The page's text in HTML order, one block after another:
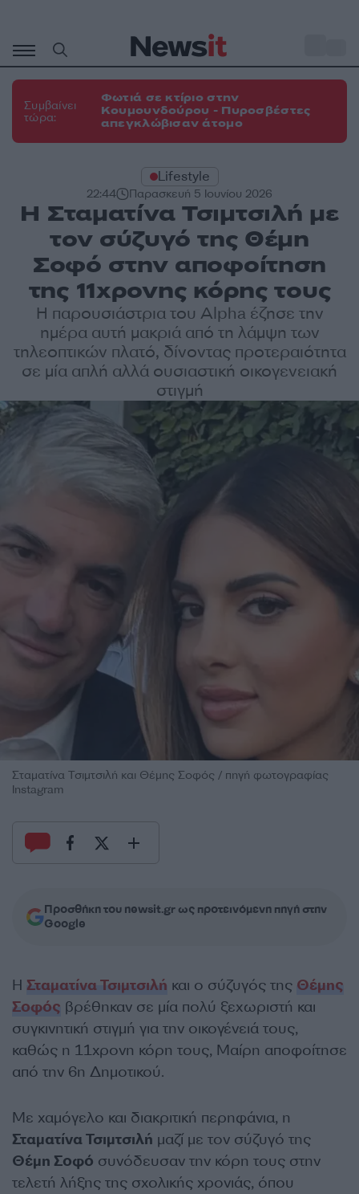
περιεχόμενο
Συμβαίνει
τώρα:
Φωτιά σε κτίριο στην
Κουμουνδούρου - Πυροσβέστες
απεγκλώβισαν άτομο
Lifestyle
22:44 Παρασκευή 5 Ιουνίου 2026
Η Σταματίνα Τσιμτσιλή με
τον σύζυγό της Θέμη
Σοφό στην αποφοίτηση
της 11χρονης κόρης τους
Η παρουσιάστρια του Alpha έζησε την
ημέρα αυτή μακριά από τη λάμψη των
τηλεοπτικών πλατό, δίνοντας προτεραιότητα
σε μία απλή αλλά ουσιαστική οικογενειακή
στιγμή
Σταματίνα Τσιμτσιλή και Θέμης Σοφός / πηγή φωτογραφίας
Instagram
Προσθήκη του newsit.gr ως προτεινόμενη πηγή στην
Google
Η Σταματίνα Τσιμτσιλή και ο σύζυγός της Θέμης
Σοφός βρέθηκαν σε μία πολύ ξεχωριστή και
συγκινητική στιγμή για την οικογένειά τους,
καθώς η 11χρονη κόρη τους, Μαίρη αποφοίτησε
από την 6η Δημοτικού.
Με χαμόγελο και διακριτική περηφάνια, η
Σταματίνα Τσιμτσιλή μαζί με τον σύζυγό της
Θέμη Σοφό συνόδευσαν την κόρη τους στην
τελετή λήξης της σχολικής χρονιάς, όπου